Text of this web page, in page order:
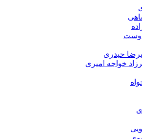
حیدری
خواجه امیری